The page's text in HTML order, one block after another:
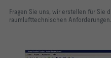
Fragen Sie uns, wir erstellen für Sie
raumlufttechnischen Anforderungen.